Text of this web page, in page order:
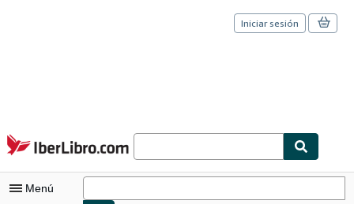
Pasar al contenido principal
IberLibro.com
Iniciar sesión
Menú